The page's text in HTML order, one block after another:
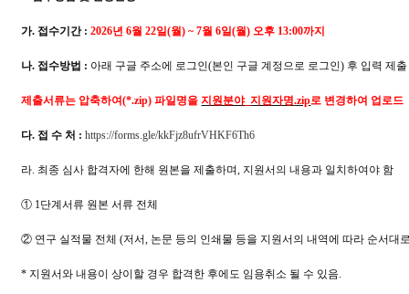
가. 접수기간 : 2026년6월22일(월) ~ 7월6일(월)오후 13:00까지
나. 접수방법 : 아래 구글 주소에 로그인(본인 구글 계정으로 로그인) 후 입력 제출
제출서류는 압축하여(*.zip)파일명을지원분야_지원자명.zip로 변경하여 업로드
다. 접 수 처 : https://forms.gle/kkFjz8ufrVHKF6Th6
라. 최종 심사 합격자에 한해 원본을 제출하며, 지원서의 내용과 일치하여야 함
① 1단계서류 원본 서류 전체
② 연구 실적물 전체(저서, 논문 등의 인쇄물 등을 지원서의 내역에 따라 순서대
* 지원서와 내용이 상이할 경우 합격한 후에도 임용취소 될 수 있음.